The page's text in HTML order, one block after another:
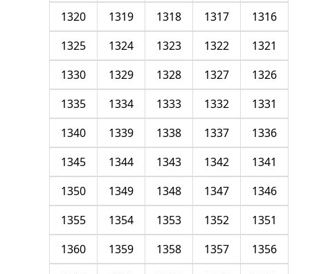
1316
1317
1318
1319
1320
1321
1322
1323
1324
1325
1326
1327
1328
1329
1330
1331
1332
1333
1334
1335
1336
1337
1338
1339
1340
1341
1342
1343
1344
1345
1346
1347
1348
1349
1350
1351
1352
1353
1354
1355
1356
1357
1358
1359
1360